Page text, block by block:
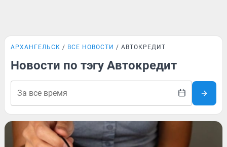
АРХАНГЕЛЬСК ВСЕ НОВОСТИ АВТОКРЕДИТ
Новости по тэгу Автокредит